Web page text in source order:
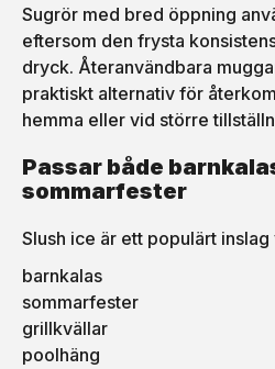
Sugrör med bred öppning
eftersom den frysta
dryck. Återanvändbara
praktiskt alternativ för
hemma eller vid större
Passar både
sommarfester
Slush ice är ett populärt inslag
barnkalas
sommarfester
grillkvällar
poolhäng